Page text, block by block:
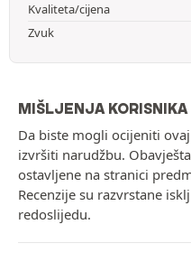
Kvaliteta/cijena
Zvuk
MIŠLJENJA KORISNIKA
Da biste mogli ocijeniti
izvršiti narudžbu.
ostavljene na stranici
Recenzije su razvrstane
redoslijedu.